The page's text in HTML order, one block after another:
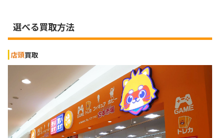
選べる買取方法
店頭買取